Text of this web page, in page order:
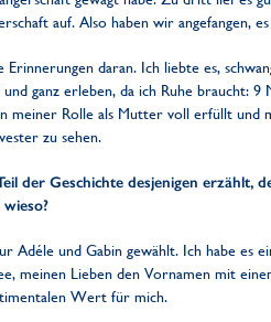
auf. Also haben wir angefangen,
daran. Ich liebte es,
ganz erleben, da ich Ruhe braucht:
meiner Rolle als Mutter voll erfüllt und
zu sehen.
der Geschichte desjenigen erzählt,
Adéle und Gabin gewählt. Ich habe es
meinen Lieben den Vornamen mit
Wert für mich.